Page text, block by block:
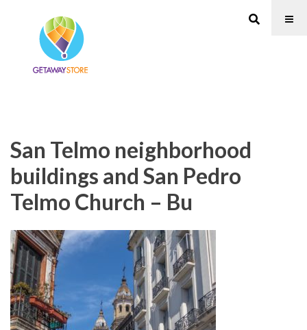
San Telmo neighborhood
buildings and San Pedro
Telmo Church – Bu